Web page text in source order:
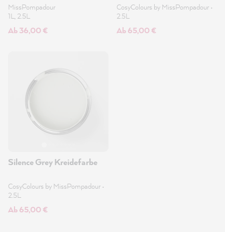
MissPompadour
1L, 2.5L
Ab 36,00 €
CosyColours by MissPompadour •
2.5L
Ab 65,00 €
Silence Grey Kreidefarbe
CosyColours by MissPompadour •
2.5L
Ab 65,00 €